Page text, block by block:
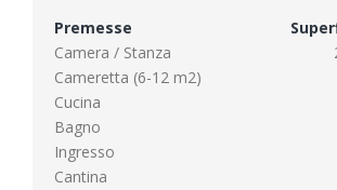
Premesse
Camera / Stanza
Cameretta (6-12 m2)
Cucina
Bagno
Ingresso
Cantina